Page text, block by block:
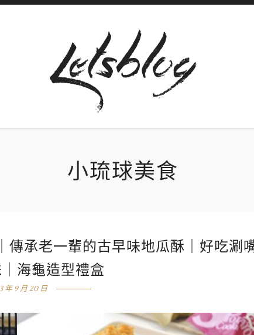
小琉球美食
傳承老一輩的古早味地瓜酥｜好吃涮
海龜造型禮盒
年 9 月 20 日